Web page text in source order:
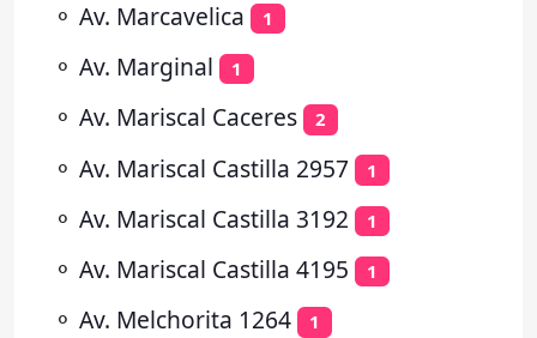
⚬ Av. Marcavelica 1
⚬ Av. Marginal 1
⚬ Av. Mariscal Caceres 2
⚬ Av. Mariscal Castilla 2957 1
⚬ Av. Mariscal Castilla 3192 1
⚬ Av. Mariscal Castilla 4195 1
⚬ Av. Melchorita 1264 1